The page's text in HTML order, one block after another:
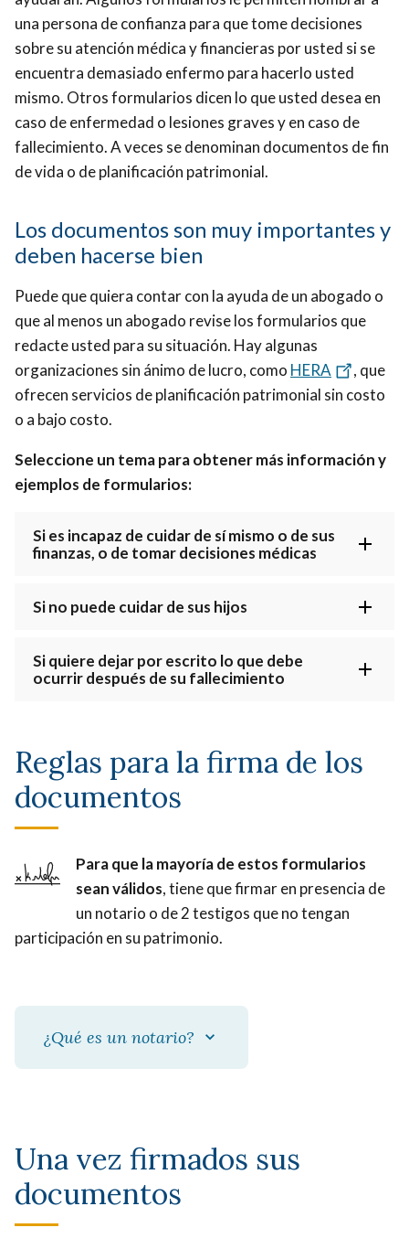
una persona de confianza para que tome decisiones
sobre su atención médica y financieras por usted si se
encuentra demasiado enfermo para hacerlo usted
mismo. Otros formularios dicen lo que usted desea en
caso de enfermedad o lesiones graves y en caso de
fallecimiento. A veces se denominan documentos de fin
de vida o de planificación patrimonial.
Los documentos son muy importantes y
deben hacerse bien
Puede que quiera contar con la ayuda de un abogado o
que al menos un abogado revise los formularios que
redacte usted para su situación. Hay algunas
organizaciones sin ánimo de lucro, como HERA
, que
ofrecen servicios de planificación patrimonial sin costo
o a bajo costo.
Seleccione un tema para obtener más información y
ejemplos de formularios:
Si es incapaz de cuidar de sí mismo o de sus
finanzas, o de tomar decisiones médicas
Si no puede cuidar de sus hijos
Si quiere dejar por escrito lo que debe
ocurrir después de su fallecimiento
Reglas para la firma de los
documentos
Para que la mayoría de estos formularios
sean válidos, tiene que firmar en presencia de
un notario o de 2 testigos que no tengan
participación en su patrimonio.
¿Qué es un notario?
Una vez firmados sus
documentos